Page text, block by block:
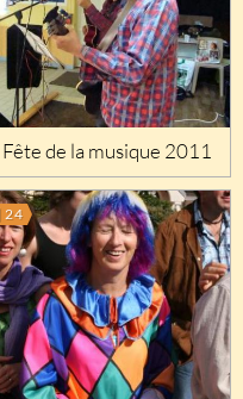
Fête de la musique 2011
24